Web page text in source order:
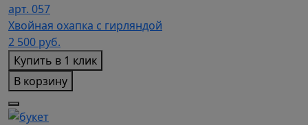
арт. 057
Хвойная охапка с гирляндой
2 500 руб.
Купить в 1 клик
В корзину